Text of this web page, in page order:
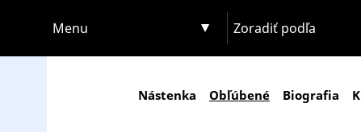
Menu Zoradiť podľa
Nástenka Obľúbené Biografia